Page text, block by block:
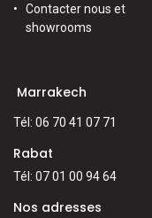
Contacter nous et
showrooms
Marrakech
Tél: 06 70 41 07 71
Rabat
Tél: 07 01 00 94 64
Nos adresses